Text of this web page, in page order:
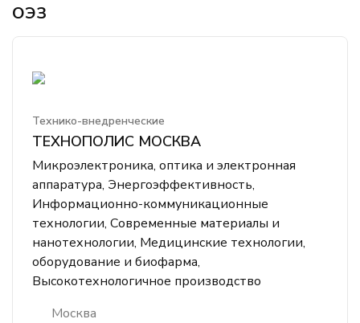
ОЭЗ
Технико-внедренческие
ТЕХНОПОЛИС МОСКВА
Микроэлектроника, оптика и электронная
аппаратура, Энергоэффективность,
Информационно-коммуникационные
технологии, Современные материалы и
нанотехнологии, Медицинские технологии,
оборудование и биофарма,
Высокотехнологичное производство
Москва